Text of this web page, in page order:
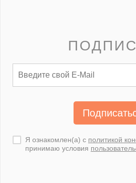
Я ознакомлен(а) с политикой
принимаю условия